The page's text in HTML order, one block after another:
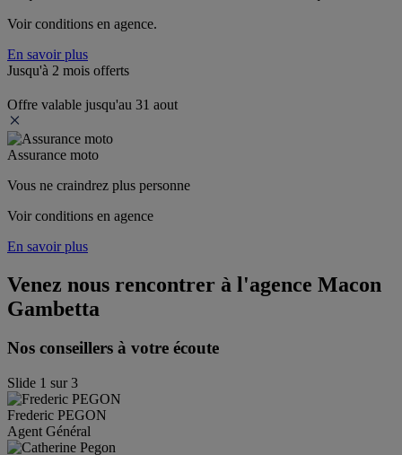
Voir conditions en agence.
En savoir plus
Jusqu'à 2 mois offerts
Offre valable jusqu'au 31 aout
Assurance moto
Vous ne craindrez plus personne
Voir conditions en agence
En savoir plus
Venez nous rencontrer à l'agence Macon
Gambetta
Nos conseillers à votre écoute
Slide 1 sur3
Frederic PEGON
Agent Général